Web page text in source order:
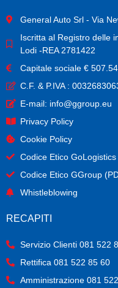
General Auto Srl - Via
Iscritta al Registro delle
Lodi -REA 2781422
Capitale sociale €
C.F. & P.IVA :
E-mail: info@ggroup.eu
Privacy Policy
Cookie Policy
Codice Etico GoLogistics
(PDF)
Codice Etico GGroup
(PDF)
Whistleblowing
RECAPITI
Servizio Clienti 081 522
Rettifica 081 522 85 60
Amministrazione 081